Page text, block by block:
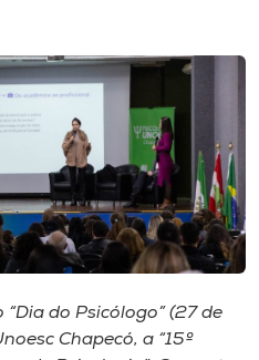
do Psicólogo” (27 de
Chapecó, a “15º